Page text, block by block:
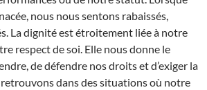
nous nous sentons rabaissés,
La dignité est étroitement liée à notre
respect de soi. Elle nous donne le
de défendre nos droits et d’exiger la
retrouvons dans des situations où notre